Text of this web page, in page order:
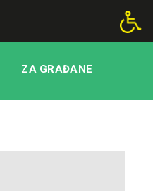
ZA GRAĐANE